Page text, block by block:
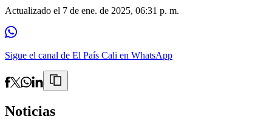
Actualizado el 7 de ene. de 2025, 06:31 p. m.
Sigue el canal de El País Cali en WhatsApp
Noticias